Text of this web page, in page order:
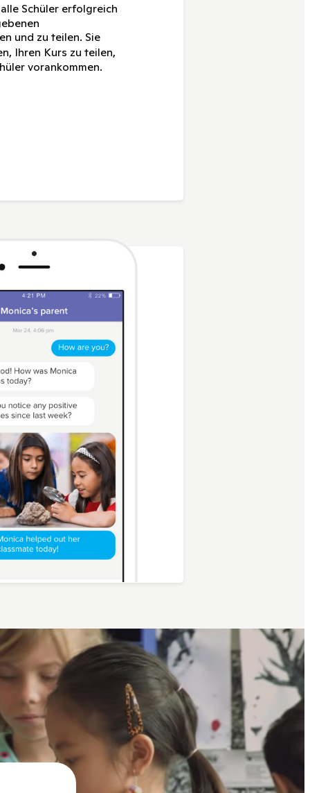
Schüler erfolgreich
und zu teilen. Sie
Ihren Kurs zu teilen,
vorankommen.